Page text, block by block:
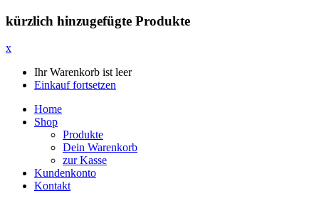
kürzlich hinzugefügte Produkte
x
Ihr Warenkorb ist leer
Einkauf fortsetzen
Home
Shop
Produkte
Dein Warenkorb
zur Kasse
Kundenkonto
Kontakt